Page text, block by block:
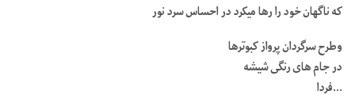
که ناگهان خود را رها میکرد در احساس سرد نور
وطرح سرگردان پرواز کبوترها
در جام های رنگی شیشه
…فردا